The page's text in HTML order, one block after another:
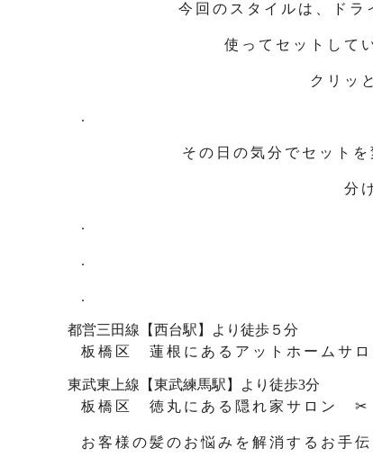
今回のスタイルは、ド
使ってセットして
クリッ
.
その日の気分でセット
分
.
.
.
都営三田線【西台駅】より徒歩５分
板橋区 蓮根にあるアットホーム
東武東上線【東武練馬駅】より徒歩3分
板橋区 徳丸にある隠れ家サロン
お客様の髪のお悩みを解消するお手